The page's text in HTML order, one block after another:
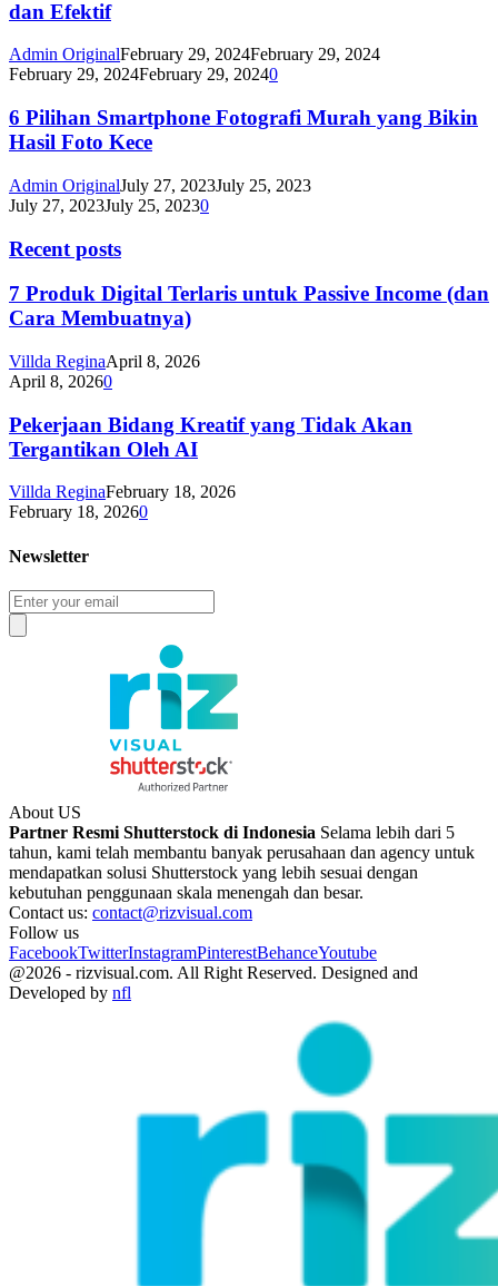
dan Efektif
Admin OriginalFebruary 29, 2024February 29, 2024
February 29, 2024February 29, 20240
6 Pilihan Smartphone Fotografi Murah yang Bikin
Hasil Foto Kece
Admin OriginalJuly 27, 2023July 25, 2023
July 27, 2023July 25, 20230
Recent posts
7 Produk Digital Terlaris untuk Passive Income (dan
Cara Membuatnya)
Villda ReginaApril 8, 2026
April 8, 20260
Pekerjaan Bidang Kreatif yang Tidak Akan
Tergantikan Oleh AI
Villda ReginaFebruary 18, 2026
February 18, 20260
Newsletter
About US
Partner Resmi Shutterstock di Indonesia Selama lebih dari 5
tahun, kami telah membantu banyak perusahaan dan agency untuk
mendapatkan solusi Shutterstock yang lebih sesuai dengan
kebutuhan penggunaan skala menengah dan besar.
Contact us: contact@rizvisual.com
Follow us
FacebookTwitterInstagramPinterestBehanceYoutube
@2026 - rizvisual.com. All Right Reserved. Designed and
Developed by nfl